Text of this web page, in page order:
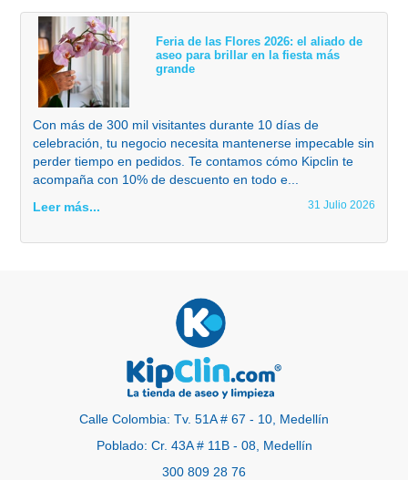
Feria de las Flores 2026: el aliado de
aseo para brillar en la fiesta más
grande
Con más de 300 mil visitantes durante 10 días de
celebración, tu negocio necesita mantenerse impecable sin
perder tiempo en pedidos. Te contamos cómo Kipclin te
acompaña con 10% de descuento en todo e...
Leer más...
31 Julio 2026
Calle Colombia: Tv. 51A # 67 - 10, Medellín
Poblado: Cr. 43A # 11B - 08, Medellín
300 809 28 76